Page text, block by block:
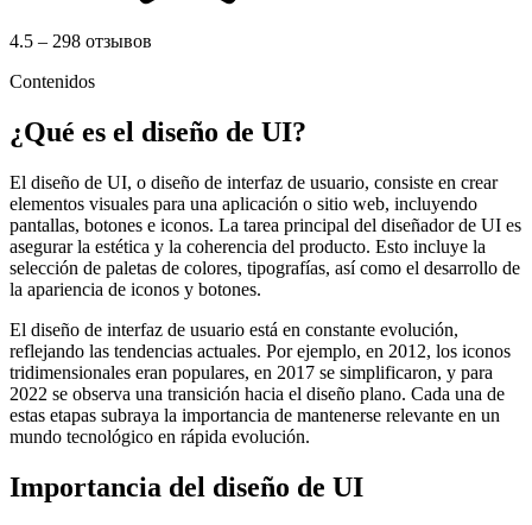
4.5 – 298 отзывов
Contenidos
¿Qué es el diseño de UI?
El diseño de UI, o diseño de interfaz de usuario, consiste en crear
elementos visuales para una aplicación o sitio web, incluyendo
pantallas, botones e iconos. La tarea principal del diseñador de UI es
asegurar la estética y la coherencia del producto. Esto incluye la
selección de paletas de colores, tipografías, así como el desarrollo de
la apariencia de iconos y botones.
El diseño de interfaz de usuario está en constante evolución,
reflejando las tendencias actuales. Por ejemplo, en 2012, los iconos
tridimensionales eran populares, en 2017 se simplificaron, y para
2022 se observa una transición hacia el diseño plano. Cada una de
estas etapas subraya la importancia de mantenerse relevante en un
mundo tecnológico en rápida evolución.
Importancia del diseño de UI